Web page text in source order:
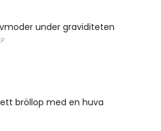
under graviditeten
bröllop med en huva